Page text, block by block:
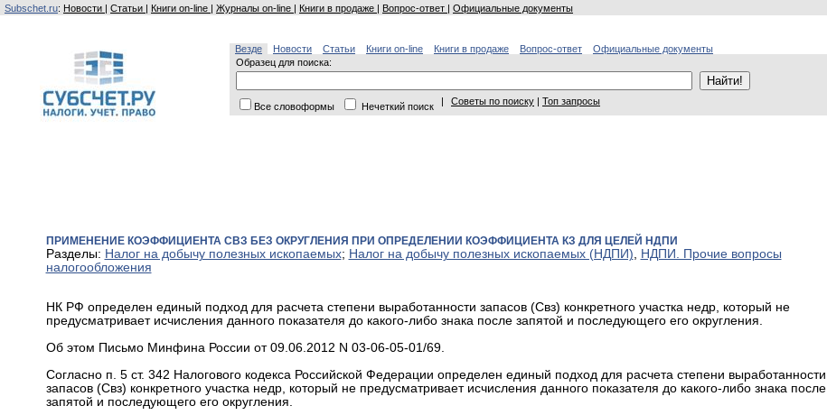
Subschet.ru: Новости | Статьи | Книги on-line | Журналы on-line | Книги в продаже | Вопрос-ответ | Официальные документы
Везде Новости Статьи Книги on-line Книги в продаже Вопрос-ответ
Официальные документы
Образец для поиска:
Все словоформы Нечеткий поиск | Советы по поиску | Топ запросы
ПРИМЕНЕНИЕ КОЭФФИЦИЕНТА СВЗ БЕЗ ОКРУГЛЕНИЯ ПРИ ОПРЕДЕЛЕНИИ КОЭФФИЦИЕНТА КЗ ДЛЯ ЦЕЛЕЙ НДПИ
Разделы: Налог на добычу полезных ископаемых; Налог на добычу полезных ископаемых (НДПИ), НДПИ. Прочие вопросы
налогообложения
НК РФ определен единый подход для расчета степени выработанности запасов (Свз) конкретного участка недр, который не
предусматривает исчисления данного показателя до какого-либо знака после запятой и последующего его округления.
Об этом Письмо Минфина России от 09.06.2012 N 03-06-05-01/69.
Согласно п. 5 ст. 342 Налогового кодекса Российской Федерации определен единый подход для расчета степени выработанности
запасов (Свз) конкретного участка недр, который не предусматривает исчисления данного показателя до какого-либо знака после
запятой и последующего его округления.